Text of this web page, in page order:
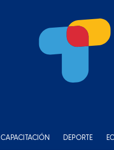
CAPACITACIÓN DEPORTE